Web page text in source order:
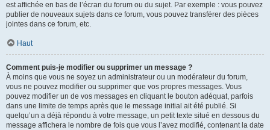
est affichée en bas de l’écran du forum ou du sujet. Par exemple : vous pouvez
publier de nouveaux sujets dans ce forum, vous pouvez transférer des pièces
jointes dans ce forum, etc.
Haut
Comment puis-je modifier ou supprimer un message ?
À moins que vous ne soyez un administrateur ou un modérateur du forum,
vous ne pouvez modifier ou supprimer que vos propres messages. Vous
pouvez modifier un de vos messages en cliquant le bouton adéquat, parfois
dans une limite de temps après que le message initial ait été publié. Si
quelqu’un a déjà répondu à votre message, un petit texte situé en dessous du
message affichera le nombre de fois que vous l’avez modifié, contenant la date